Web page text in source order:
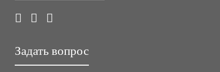
Задать вопрос